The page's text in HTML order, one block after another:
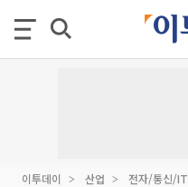
이투데이 산업 전자/통신/IT